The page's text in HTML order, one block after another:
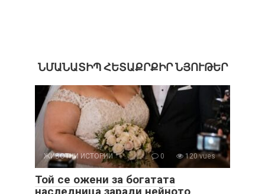
ՆՄԱՆԱՏԻՊ ՀԵՏԱՔՐՔԻՐ ՆՅՈՒԹԵՐ
ЖИВОТНИ ИСТОРИИ 0 120 vues
Той се ожени за богатата